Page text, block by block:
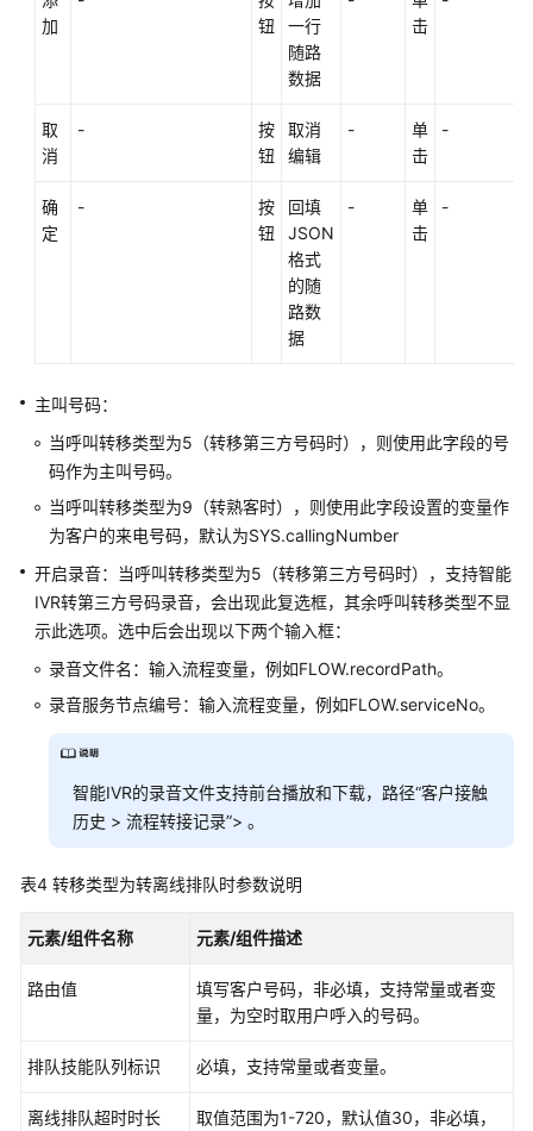
接
口
置
函
数
见
问
题
配
置
IVR
配
程
加
钮
一行
随路
数据
击
取
消
-
按
钮
取消
编辑
-
单
击
-
确
定
-
按
钮
回填
JSON
格式
的随
路数
据
-
单
击
-
主叫号码：
当呼叫转移类型为5（转移第三方号码时），则使用此字段的号
码作为主叫号码。
当呼叫转移类型为9（转熟客时），则使用此字段设置的变量作
为客户的来电号码，默认为SYS.callingNumber
开启录音：当呼叫转移类型为5（转移第三方号码时），支持智能
IVR转第三方号码录音，会出现此复选框，其余呼叫转移类型不显
示此选项。选中后会出现以下两个输入框：
录音文件名：输入流程变量，例如FLOW.recordPath。
录音服务节点编号：输入流程变量，例如FLOW.serviceNo。
智能IVR的录音文件支持前台播放和下载，路径“客户接触
历史 > 流程转接记录”> 。
表4 转移类型为转离线排队时参数说明
元素/组件名称 元素/组件描述
路由值
填写客户号码，非必填，支持常量或者变
量，为空时取用户呼入的号码。
排队技能队列标识 必填，支持常量或者变量。
离线排队超时时长
取值范围为1-720，默认值30，非必填，